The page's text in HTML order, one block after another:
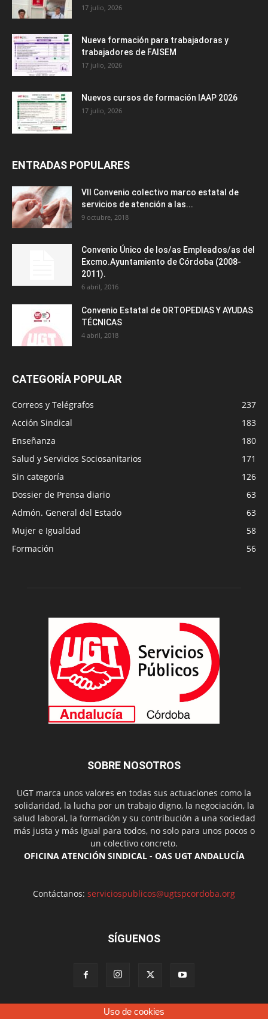
17 julio, 2026
Nueva formación para trabajadoras y
trabajadores de FAISEM
17 julio, 2026
Nuevos cursos de formación IAAP 2026
17 julio, 2026
ENTRADAS POPULARES
VII Convenio colectivo marco estatal de
servicios de atención a las...
9 octubre, 2018
Convenio Único de los/as Empleados/as del
Excmo.Ayuntamiento de Córdoba (2008-
2011).
6 abril, 2016
Convenio Estatal de ORTOPEDIAS Y AYUDAS
TÉCNICAS
4 abril, 2018
CATEGORÍA POPULAR
Correos y Telégrafos
237
Acción Sindical
183
Enseñanza
180
Salud y Servicios Sociosanitarios
171
Sin categoría
126
Dossier de Prensa diario
63
Admón. General del Estado
63
Mujer e Igualdad
58
Formación
56
SOBRE NOSOTROS
UGT marca unos valores en todas sus actuaciones como la
solidaridad, la lucha por un trabajo digno, la negociación, la
salud laboral, la formación y su contribución a una sociedad
más justa y más igual para todos, no solo para unos pocos o
un colectivo concreto.
OFICINA ATENCIÓN SINDICAL - OAS UGT ANDALUCÍA
Contáctanos: serviciospublicos@ugtspcordoba.org
SÍGUENOS
Uso de cookies